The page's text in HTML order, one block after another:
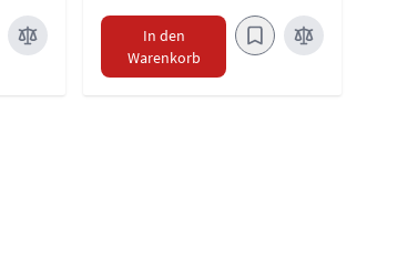
In den
Warenkorb